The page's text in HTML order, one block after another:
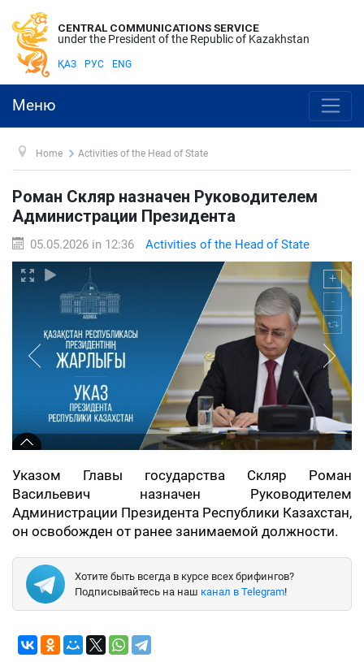
CENTRAL COMMUNICATIONS SERVICE
under the President of the Republic of Kazakhstan
ҚАЗ РУС ENG
Меню
Home Activities of the Head of State
Роман Скляр назначен Руководителем
Администрации Президента
05.05.2026 in 12:36 Activities of the Head of State
Указом Главы государства Скляр Роман
Васильевич назначен Руководителем
Администрации Президента Республики Казахстан,
он освобожден от ранее занимаемой должности.
Хотите быть всегда в курсе всех брифингов?
Подписывайтесь на наш канал в Telegram!